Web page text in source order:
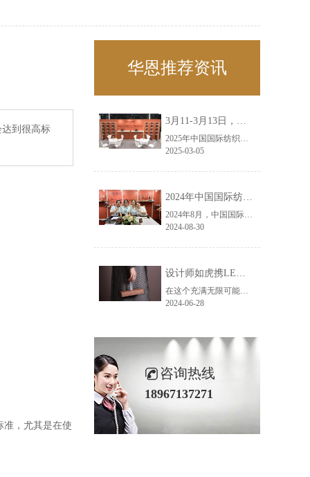
到很高标
准，尤其是在使
华恩推荐资讯
3月11-3月13日，华恩诚邀您共赴上海面辅料春夏展——华恩
2025年中国国际纺织面料及辅料（春夏）博览会即将盛大开启！感谢您对华恩品牌的关注！3.11-3.13，杭州华恩（LEMONLEE）诚邀您共赴这场春日的宴会！
2025-03-05
2024年中国国际纺织面料及辅料（秋冬）博览会完美收官！——华恩
2024年8月，中国国际纺织面料及辅料（秋冬）博览会完美收官！作为一家拥有30年历史的专业衣架制造商，我们非常荣幸能够参与这一盛会，并在此期间与众多客户进行了广泛而深入的交流。
2024-08-30
设计师如虎携LEMONLEE红雪松礼盒荣获第六届未来·已来香港新锐当代设计奖铜奖
在这个充满无限可能的2024年夏季，LEMONLEE品牌设计师如虎以其非凡的创意与对自然的深刻理解，精心打造的红雪松木球礼盒，在“2024未来·已来——第六届香港新锐当代设计奖”中摘得铜奖。这不仅是对设计师如虎原创设计能力的嘉奖，更是对LEMONLEE品牌的高度认可。
2024-06-28
咨询热线
18967137271